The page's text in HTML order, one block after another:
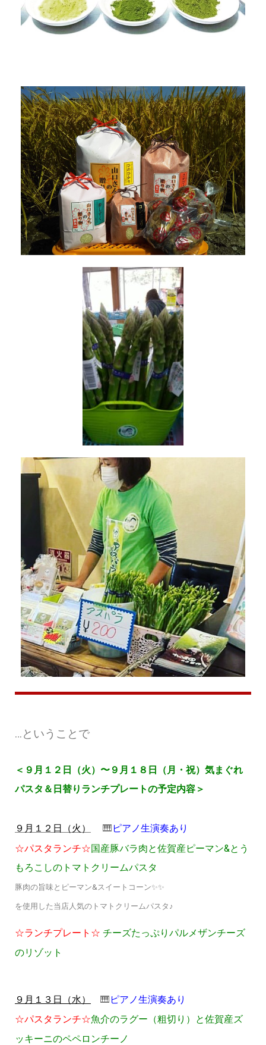
…ということで
＜９月１２日（火）〜９月１８日（月・祝）気まぐれ
パスタ＆日替りランチプレートの予定内容＞
９月１２日（火） 🎹 ピアノ生演奏あり
☆パスタランチ☆国産豚バラ肉と佐賀産ピーマン&とう
もろこしのトマトクリームパスタ
豚肉の旨味とピーマン&スイートコーン✨✨
を使用した当店人気のトマトクリームパスタ♪
☆ランチプレート☆ チーズたっぷりパルメザンチーズ
のリゾット
９月１３日（水） 🎹 ピアノ生演奏あり
☆パスタランチ☆魚介のラグー（粗切り）と佐賀産ズ
ッキーニのペペロンチーノ